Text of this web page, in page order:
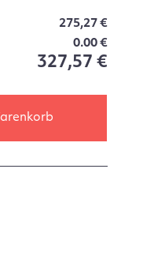
275,27 €
0.00 €
327,57 €